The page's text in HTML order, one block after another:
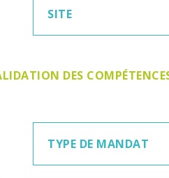
SITE
DES
TYPE DE MANDAT